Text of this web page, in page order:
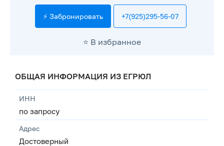
⚡ Забронировать +7(925)295-56-07
⭐️ В избранное
ОБЩАЯ ИНФОРМАЦИЯ ИЗ ЕГРЮЛ
ИНН
по запросу
Адрес
Достоверный